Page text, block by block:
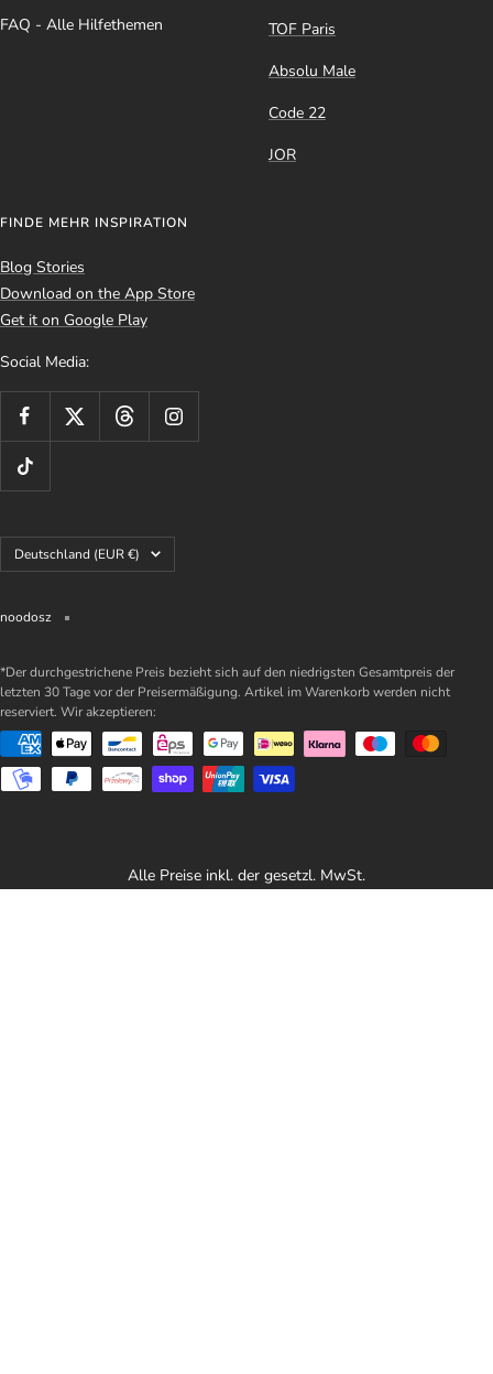
FAQ - Alle Hilfethemen
TOF Paris
Absolu Male
Code 22
JOR
FINDE MEHR INSPIRATION
Blog Stories
Download on the App Store
Get it on Google Play
Social Media:
Land/Region
Deutschland (EUR €)
noodosz
*Der durchgestrichene Preis bezieht sich auf den niedrigsten Gesamtpreis der
letzten 30 Tage vor der Preisermäßigung. Artikel im Warenkorb werden nicht
reserviert. Wir akzeptieren:
Alle Preise inkl. der gesetzl. MwSt.